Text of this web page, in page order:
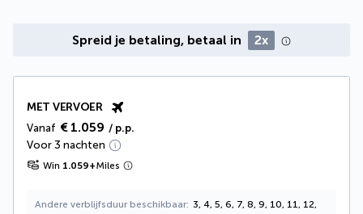
Spreid je betaling, betaal in 2x
MET VERVOER
Vanaf € 1.059 / p.p.
Voor 3 nachten
Win 1.059+Miles
Andere verblijfsduur beschikbaar 3, 4, 5, 6, 7, 8, 9, 10, 11, 12,